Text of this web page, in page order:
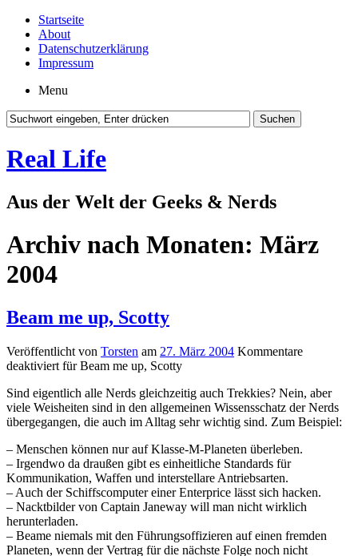
Startseite
About
Datenschutzerklärung
Impressum
Menu
Real Life
Aus der Welt der Geeks & Nerds
Archiv nach Monaten: März
2004
Beam me up, Scotty
Veröffentlicht von Torsten am 27. März 2004 Kommentare
deaktiviert für Beam me up, Scotty
Sind eigentlich alle Nerds gleichzeitig auch Trekkies? Nein, aber
viele Weisheiten sind in den allgemeinen Wissensschatz der Nerds
übergegangen, die auch im Alltag sehr wichtig sind. Zum Beispiel:
– Menschen können nur auf Klasse-M-Planeten überleben.
– Irgendwo da draußen gibt es einheitliche Standards für
Kommunikation, Waffen und interstellare Antriebsarten.
– Auch der Schiffscomputer einer Enterprice lässt sich hacken.
– Nacktbilder von Captain Janeway will man nicht wirklich
herunterladen.
– Beame niemals mit den Führungsoffizieren auf einen fremden
Planeten, wenn der Vertrag für die nächste Folge noch nicht